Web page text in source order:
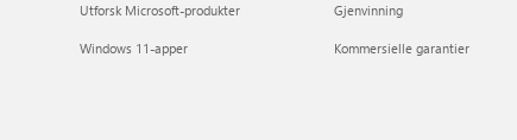
Utforsk Microsoft-produkter
Windows 11-apper
Gjenvinning
Kommersielle garantier